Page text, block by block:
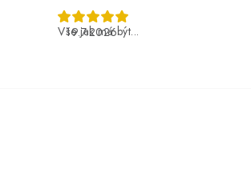
19.7.2026
Vše jak má být...